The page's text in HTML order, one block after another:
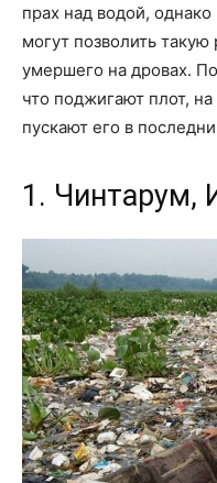
прах над водой,
могут позволить
умершего на дровах.
что поджигают плот,
пускают его в
1. Чинтарум,